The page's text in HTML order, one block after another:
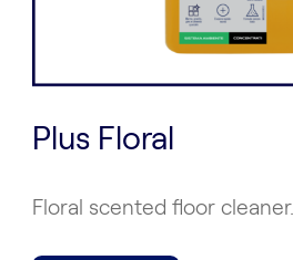
Plus Floral
Floral scented floor cleaner.